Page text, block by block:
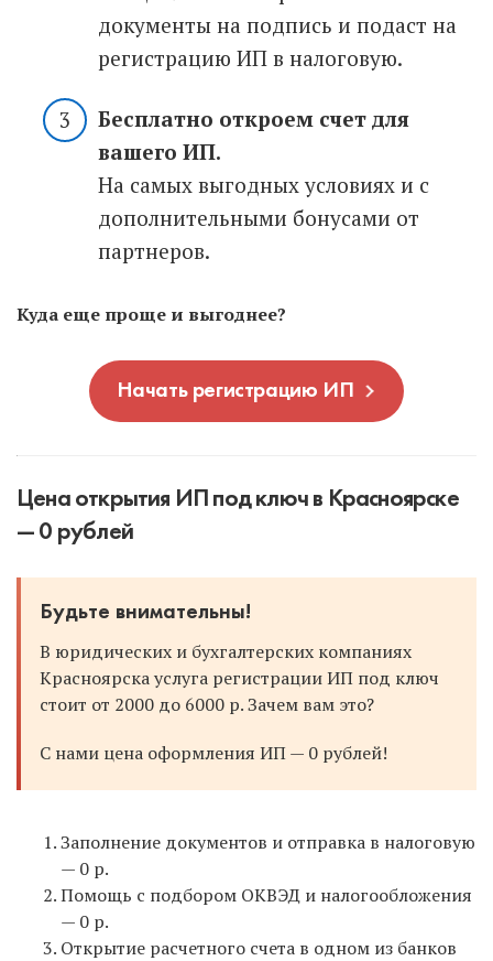
документы на подпись и подаст на
регистрацию ИП в налоговую.
Бесплатно откроем счет для
вашего ИП.
На самых выгодных условиях и с
дополнительными бонусами от
партнеров.
Куда еще проще и выгоднее?
Начать регистрацию ИП
Цена открытия ИП под ключ в Красноярске
— 0 рублей
Будьте внимательны!
В юридических и бухгалтерских компаниях
Красноярска услуга регистрации ИП под ключ
стоит от 2000 до 6000 р. Зачем вам это?
С нами цена оформления ИП — 0 рублей!
Заполнение документов и отправка в налоговую
— 0 р.
Помощь с подбором ОКВЭД и налогообложения
— 0 р.
Открытие расчетного счета в одном из банков